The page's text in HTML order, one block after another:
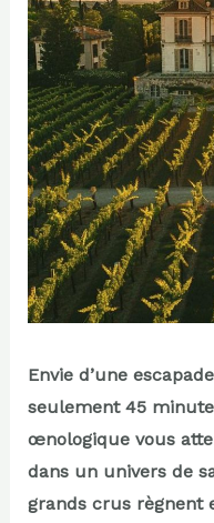
Envie d’une
seulement 45
œnologique vous
dans un univers de
grands crus règnent